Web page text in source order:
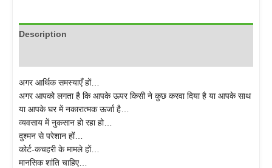
Description
अगर आर्थिक समस्याएँ हों…
अगर आपको लगता है कि आपके ऊपर किसी ने कुछ करवा दिया है या आपके साथ
या आपके घर में नकारात्मक ऊर्जा है…
व्यवसाय में नुकसान हो रहा हो…
दुश्मन से परेशान हों…
कोर्ट-कचहरी के मामले हों…
मानसिक शांति चाहिए…